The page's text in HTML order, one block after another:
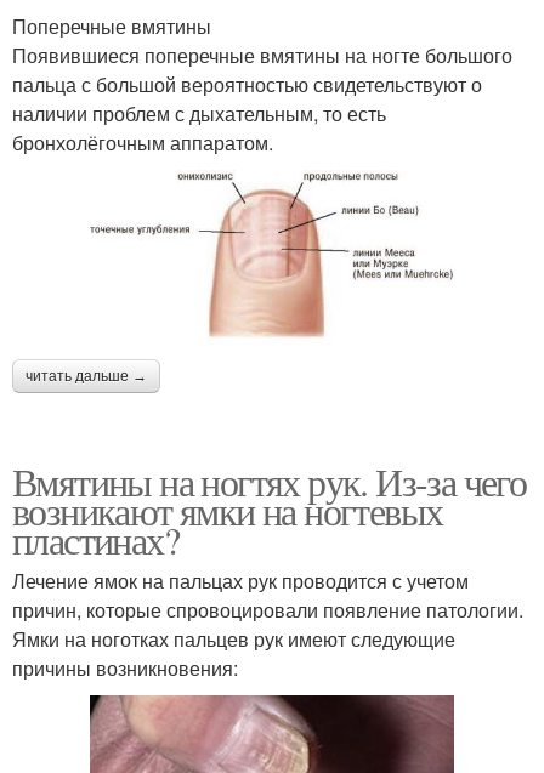
Поперечные вмятины
Появившиеся поперечные вмятины на ногте большого
пальца с большой вероятностью свидетельствуют о
наличии проблем с дыхательным, то есть
бронхолёгочным аппаратом.
читать дальше →
Вмятины на ногтях рук. Из-за чего
возникают ямки на ногтевых
пластинах?
Лечение ямок на пальцах рук проводится с учетом
причин, которые спровоцировали появление патологии.
Ямки на ноготках пальцев рук имеют следующие
причины возникновения: